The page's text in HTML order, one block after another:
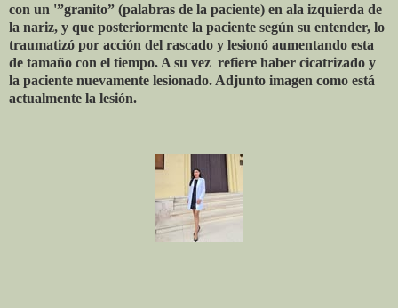
con un '”granito” (palabras de la paciente) en ala izquierda de
la nariz, y que posteriormente la paciente según su entender, lo
traumatizó por acción del rascado y lesionó aumentando esta
de tamaño con el tiempo. A su vez refiere haber cicatrizado y
la paciente nuevamente lesionado. Adjunto imagen como está
actualmente la lesión.